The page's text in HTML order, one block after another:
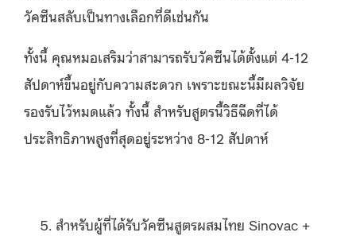
วัคซีนสลับเป็นทางเลือกที่ดีเช่นกัน
ทั้งนี้ คุณหมอเสริมว่าสามารถรับวัคซีนได้ตั้งแต่ 4-12
สัปดาห์ขึ้นอยู่กับความสะดวก เพราะขณะนี้มีผลวิจัย
รองรับไว้หมดแล้ว ทั้งนี้ สำหรับสูตรนี้วิธีฉีดที่ได้
ประสิทธิภาพสูงที่สุดอยู่ระหว่าง 8-12 สัปดาห์
สำหรับผู้ที่ได้รับวัคซีนสูตรผสมไทย Sinovac +